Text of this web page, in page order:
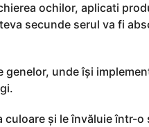
ochilor, aplicati
secunde serul va fi
unde își
culoare și le învăluie într-